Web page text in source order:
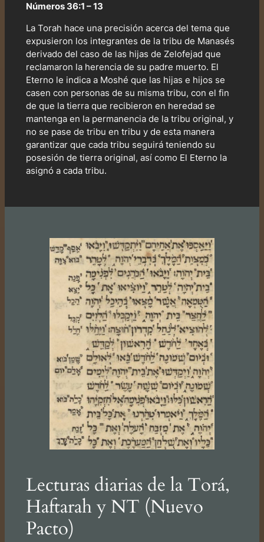
Números 36:1 – 13
La Torah hace una precisión acerca del tema que
expusieron los integrantes de la tribu de Manasés
derivado del caso de las hijas de Zelofejad que
reclamaron la herencia de su padre muerto. El
Eterno le indica a Moshé que las hijas e hijos se
casen con personas de su misma tribu, con el fin
de que la tierra que recibieron en heredad se
mantenga en la permanencia de la tribu original, y
no se pase de tribu en tribu y de esta manera
garantizar que cada tribu seguirá teniendo su
posesión de tierra original, así como El Eterno la
asignó a cada tribu.
Lecturas diarias de la Torá,
Haftarah y NT (Nuevo
Pacto)